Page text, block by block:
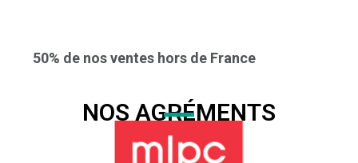
50% de nos ventes hors de France
NOS AGRÉMENTS